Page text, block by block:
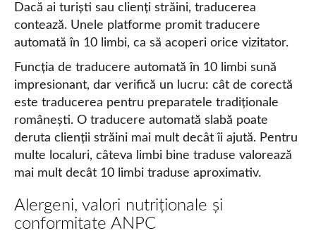
Dacă ai turiști sau clienți străini, traducerea
contează. Unele platforme promit traducere
automată în 10 limbi, ca să acoperi orice vizitator.
Funcția de traducere automată în 10 limbi sună
impresionant, dar verifică un lucru: cât de corectă
este traducerea pentru preparatele tradiționale
românești. O traducere automată slabă poate
deruta clienții străini mai mult decât îi ajută. Pentru
multe localuri, câteva limbi bine traduse valorează
mai mult decât 10 limbi traduse aproximativ.
Alergeni, valori nutriționale și
conformitate ANPC